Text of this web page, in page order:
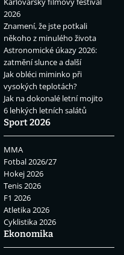
2026
Znamení, že jste potkali
někoho z minulého života
Astronomické úkazy 2026:
zatmění slunce a další
Jak obléci miminko při
vysokých teplotách?
Jak na dokonalé letní mojito
6 lehkých letních salátů
Sport 2026
MMA
Fotbal 2026/27
Hokej 2026
Tenis 2026
F1 2026
Atletika 2026
Cyklistika 2026
Ekonomika